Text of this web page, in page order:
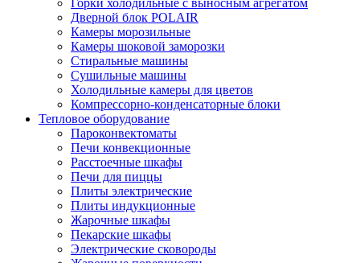
Горки холодильные с выносным агрегатом
Дверной блок POLAIR
Камеры морозильные
Камеры шоковой заморозки
Стиральные машины
Сушильные машины
Холодильные камеры для цветов
Компрессорно-конденсаторные блоки
Тепловое оборудование
Пароконвектоматы
Печи конвекционные
Расстоечные шкафы
Печи для пиццы
Плиты электрические
Плиты индукционные
Жарочные шкафы
Пекарские шкафы
Электрические сковороды